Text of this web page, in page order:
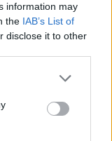
information may
the IAB’s List of
disclose it to other
or more Google
You may click to
party tags to
in below Google